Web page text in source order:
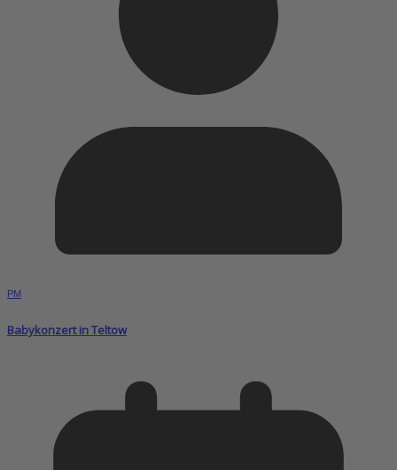
PM
Babykonzert in Teltow